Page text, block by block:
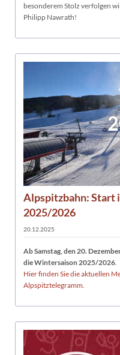
besonderem Stolz verfolgen
Philipp Nawrath!
Alpspitzbahn: Start
2025/2026
20.12.2025
Ab Samstag, den 20.
die Wintersaison 2025/2026
Hier finden Sie die aktuellen
Alpspitztelegramm.